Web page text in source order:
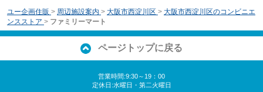
ユー企画住販 > 周辺施設案内 > 大阪市西淀川区 > 大阪市西淀川区のコンビニエ
ンスストア > ファミリーマート
ページトップに戻る
営業時間:9:30～19：00
定休日:水曜日・第二火曜日